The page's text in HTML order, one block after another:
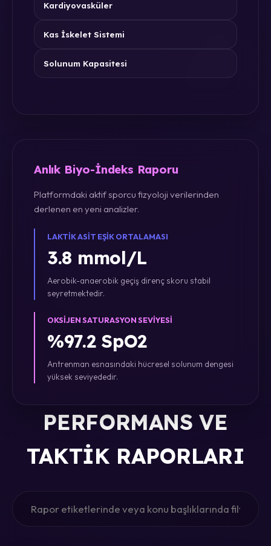
Kardiyovasküler
Kas İskelet Sistemi
Solunum Kapasitesi
Anlık Biyo-İndeks Raporu
Platformdaki aktif sporcu fizyoloji verilerinden
derlenen en yeni analizler.
LAKTIK ASIT EŞIK ORTALAMASI
3.8 mmol/L
Aerobik-anaerobik geçiş direnç skoru stabil
seyretmektedir.
OKSIJEN SATURASYON SEVIYESI
%97.2 SpO2
Antrenman esnasındaki hücresel solunum dengesi
yüksek seviyededir.
PERFORMANS VE
TAKTIK RAPORLARI